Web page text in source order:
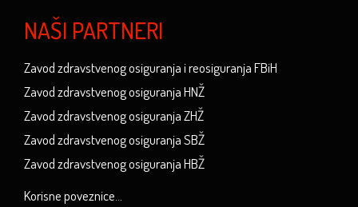
NAŠI PARTNERI
Zavod zdravstvenog osiguranja i reosiguranja FBiH
Zavod zdravstvenog osiguranja HNŽ
Zavod zdravstvenog osiguranja ZHŽ
Zavod zdravstvenog osiguranja SBŽ
Zavod zdravstvenog osiguranja HBŽ
Korisne poveznice...